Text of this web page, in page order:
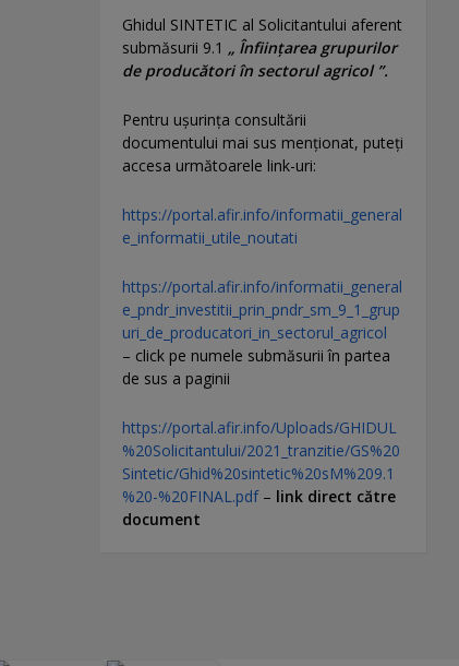
Ghidul SINTETIC al Solicitantului aferent
submăsurii 9.1 „ Înființarea grupurilor
de producători în sectorul agricol ”.
Pentru uşurinţa consultării
documentului mai sus menţionat, puteţi
accesa următoarele link-uri:
https://portal.afir.info/informatii_general
e_informatii_utile_noutati
https://portal.afir.info/informatii_general
e_pndr_investitii_prin_pndr_sm_9_1_grup
uri_de_producatori_in_sectorul_agricol
– click pe numele submăsurii în partea
de sus a paginii
https://portal.afir.info/Uploads/GHIDUL
%20Solicitantului/2021_tranzitie/GS%20
Sintetic/Ghid%20sintetic%20sM%209.1
%20-%20FINAL.pdf– link direct către
document